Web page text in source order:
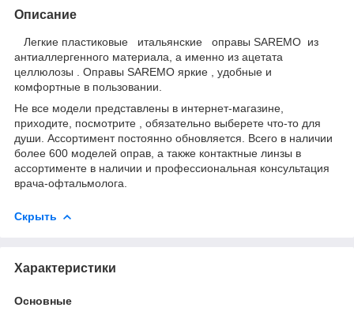
Описание
Легкие пластиковые итальянские оправы SAREMO из
антиаллергенного материала, а именно из ацетата
целлюлозы . Оправы SAREMO яркие , удобные и
комфортные в пользовании.
Не все модели представлены в интернет-магазине,
приходите, посмотрите , обязательно выберете что-то для
души. Ассортимент постоянно обновляется. Всего в наличии
более 600 моделей оправ, а также контактные линзы в
ассортименте в наличии и профессиональная консультация
врача-офтальмолога.
Скрыть
Характеристики
Основные